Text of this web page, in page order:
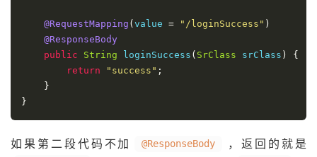
@RequestMapping (value = "/loginSuccess" )
@ResponseBody
public
String loginSuccess ( SrClass srClass )
{
return
"success" ;
}
}
如果第二段代码不加 @ResponseBody ，返回的就是